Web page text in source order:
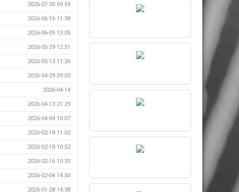
2026-07-30 09:54
2026-06-16 11:38
2026-06-05 13:05
2026-05-29 12:51
2026-05-13 11:26
2026-04-29 09:03
2026-04-14
2026-04-13 21:29
2026-04-04 10:07
2026-02-18 11:02
2026-02-18 10:52
2026-02-16 10:33
2026-02-04 14:50
2026-01-28 14:38